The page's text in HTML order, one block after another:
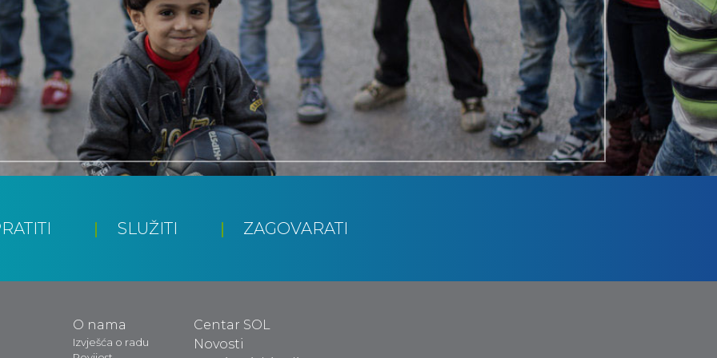
SLUŽITI ZAGOVARATI
O nama
Izvješća o radu
Centar SOL
Novosti